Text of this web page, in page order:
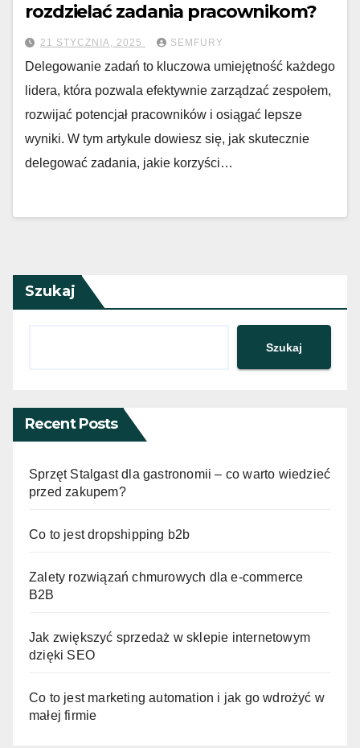
rozdzielać zadania pracownikom?
21 STYCZNIA, 2025 SEMFURY
Delegowanie zadań to kluczowa umiejętność każdego
lidera, która pozwala efektywnie zarządzać zespołem,
rozwijać potencjał pracowników i osiągać lepsze
wyniki. W tym artykule dowiesz się, jak skutecznie
delegować zadania, jakie korzyści…
Szukaj
Szukaj
Recent Posts
Sprzęt Stalgast dla gastronomii – co warto wiedzieć
przed zakupem?
Co to jest dropshipping b2b
Zalety rozwiązań chmurowych dla e-commerce
B2B
Jak zwiększyć sprzedaż w sklepie internetowym
dzięki SEO
Co to jest marketing automation i jak go wdrożyć w
małej firmie